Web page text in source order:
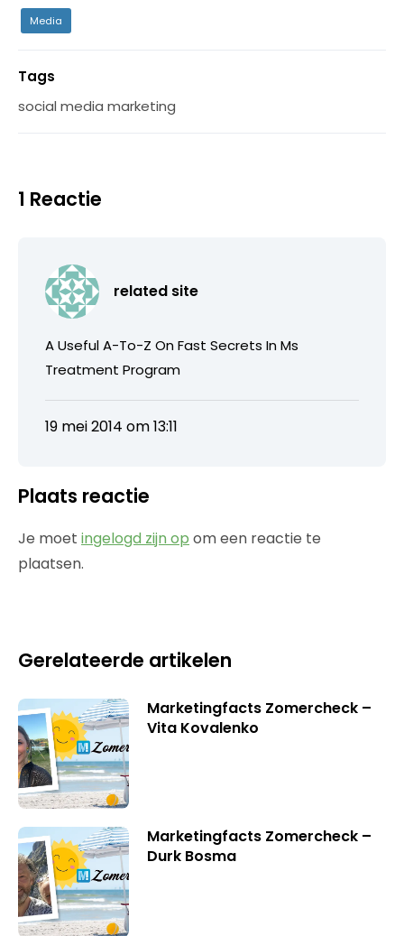
Media
Tags
social media marketing
1 Reactie
related site
A Useful A-To-Z On Fast Secrets In Ms
Treatment Program
19 mei 2014 om 13:11
Plaats reactie
Je moet ingelogd zijn op om een reactie te
plaatsen.
Gerelateerde artikelen
Marketingfacts Zomercheck –
Vita Kovalenko
Marketingfacts Zomercheck –
Durk Bosma